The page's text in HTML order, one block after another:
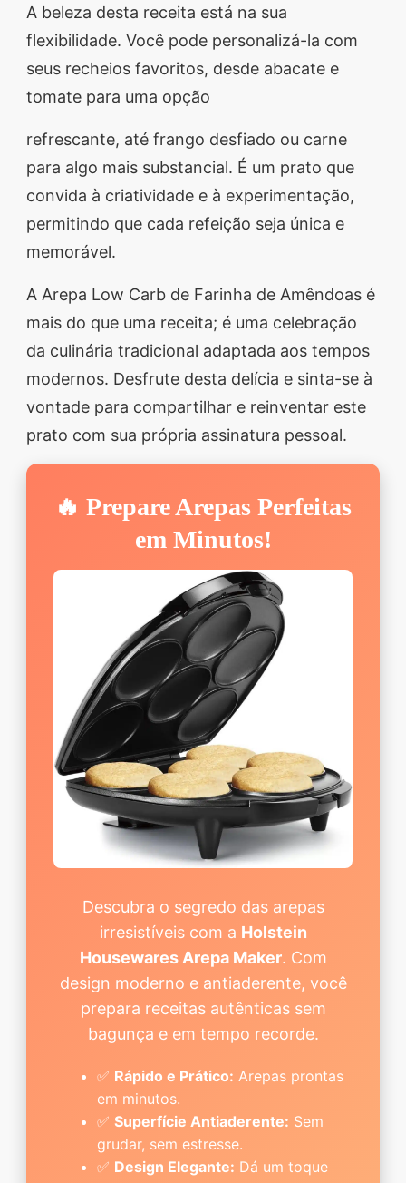
A beleza desta receita está na sua
flexibilidade. Você pode personalizá-la com
seus recheios favoritos, desde abacate e
tomate para uma opção
refrescante, até frango desfiado ou carne
para algo mais substancial. É um prato que
convida à criatividade e à experimentação,
permitindo que cada refeição seja única e
memorável.
A Arepa Low Carb de Farinha de Amêndoas é
mais do que uma receita; é uma celebração
da culinária tradicional adaptada aos tempos
modernos. Desfrute desta delícia e sinta-se à
vontade para compartilhar e reinventar este
prato com sua própria assinatura pessoal.
🔥 Prepare Arepas Perfeitas
em Minutos!
Descubra o segredo das arepas
irresistíveis com a Holstein
Housewares Arepa Maker. Com
design moderno e antiaderente, você
prepara receitas autênticas sem
bagunça e em tempo recorde.
✅ Rápido e Prático: Arepas prontas
em minutos.
✅ Superfície Antiaderente: Sem
grudar, sem estresse.
✅ Design Elegante: Dá um toque